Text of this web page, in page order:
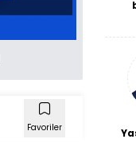
Favoriler